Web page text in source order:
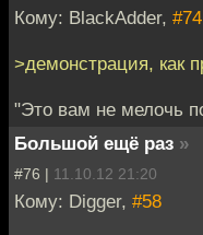
Кому: BlackAdder, #74
>демонстрация, как
"Это вам не мелочь
Большой ещё раз »
#76 | 11.10.12 21:20
Кому: Digger, #58